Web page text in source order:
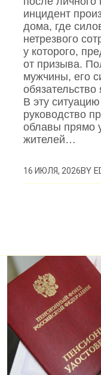
инцидент
дома, где
нетрезвого
у которого,
от призыва.
мужчины, его
обязательство
В эту
руководство
облавы прямо
жителей…
16 ИЮЛЯ, 2026BY